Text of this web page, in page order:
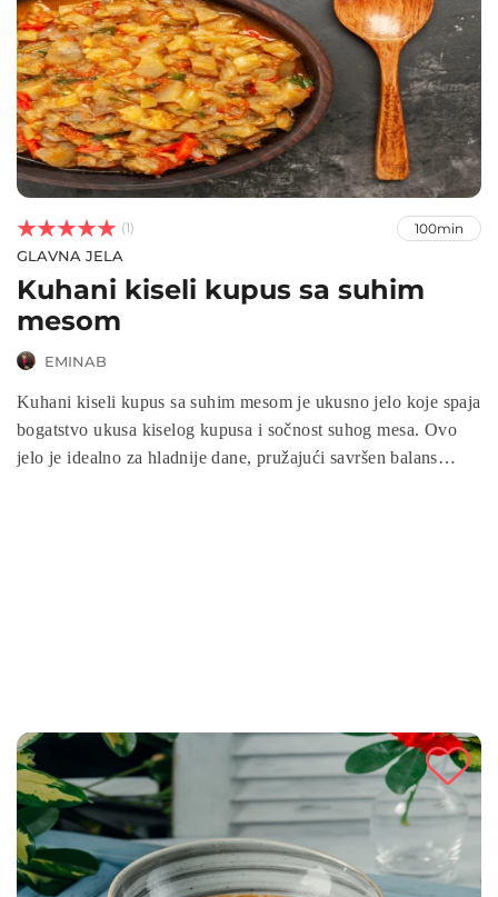


 (1) 100min
GLAVNA JELA
Kuhani kiseli kupus sa suhim
mesom
EMINAB
Kuhani kiseli kupus sa suhim mesom je ukusno jelo koje spaja
bogatstvo ukusa kiselog kupusa i sočnost suhog mesa. Ovo
jelo je idealno za hladnije dane, pružajući savršen balans